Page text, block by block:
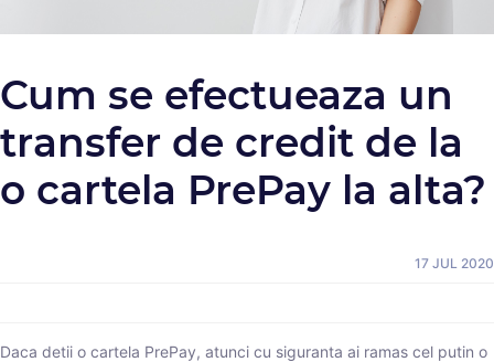
Cum se efectueaza un
transfer de credit de la
o cartela PrePay la alta?
17 JUL 2020
Daca detii o cartela PrePay, atunci cu siguranta ai ramas cel putin o